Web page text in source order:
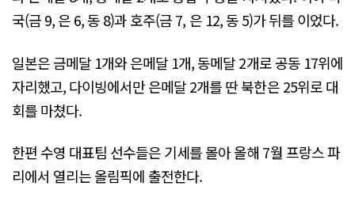
국(금 9, 은 6, 동 8)과 호주(금 7, 은 12, 동 5)가 뒤를 이었다.
일본은 금메달 1개와 은메달 1개, 동메달 2개로 공동 17위에
자리했고, 다이빙에서만 은메달 2개를 딴 북한은 25위로 대
회를 마쳤다.
한편 수영 대표팀 선수들은 기세를 몰아 올해 7월 프랑스 파
리에서 열리는 올림픽에 출전한다.